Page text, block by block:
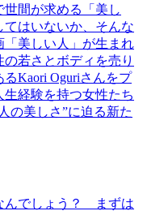
間が求める「美し
はいないか、そんな
「美しい人」が生まれ
若さとボディを売り
Kaori Oguriさんをプ
経験を持つ女性たち
の美しさ”に迫る新た
んでしょう？ まずは